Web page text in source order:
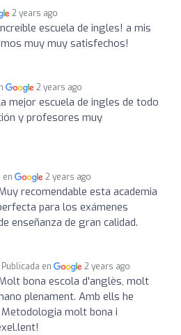
2 years ago
escuela de ingles! a mis
muy muy satisfechos!
2 years ago
mejor escuela de ingles de todo
y profesores muy
en 2 years ago
recomendable esta academia
para los exámenes
enseñanza de gran calidad.
Publicada en 2 years ago
bona escola d'anglès, molt
plenament. Amb ells he
molt bona i